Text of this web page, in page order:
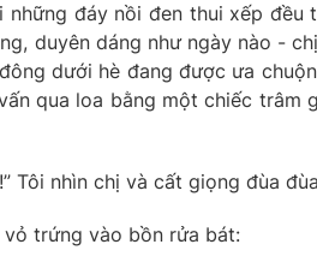
đáy nồi đen thui xếp
duyên dáng như ngày nào -
dưới hè đang được ưa
qua loa bằng một chiếc trâm
Tôi nhìn chị và cất giọng đùa
trứng vào bồn rửa bát: